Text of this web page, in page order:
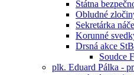
Śtátna
Obludné
Sekretárka
Korunné
Drsná akce
Soudce
plk. Eduard Pálka -